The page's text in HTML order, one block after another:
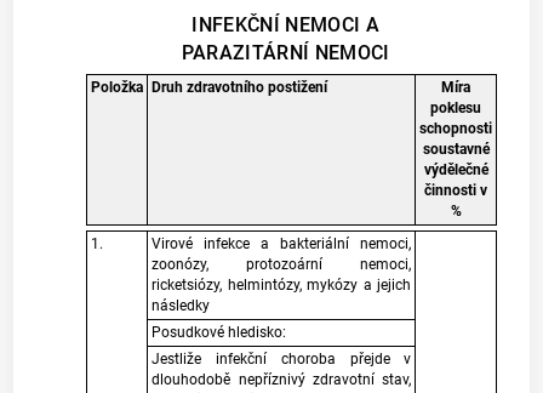
INFEKČNÍ NEMOCI A
PARAZITÁRNÍ NEMOCI
Položka Druh zdravotního postižení
Míra
poklesu
schopnosti
soustavné
výdělečné
činnosti v
%
1.
Virové infekce a bakteriální nemoci,
zoonózy, protozoární nemoci,
ricketsiózy, helmintózy, mykózy a jejich
následky
Posudkové hledisko:
Jestliže infekční choroba přejde v
dlouhodobě nepříznivý zdravotní stav,